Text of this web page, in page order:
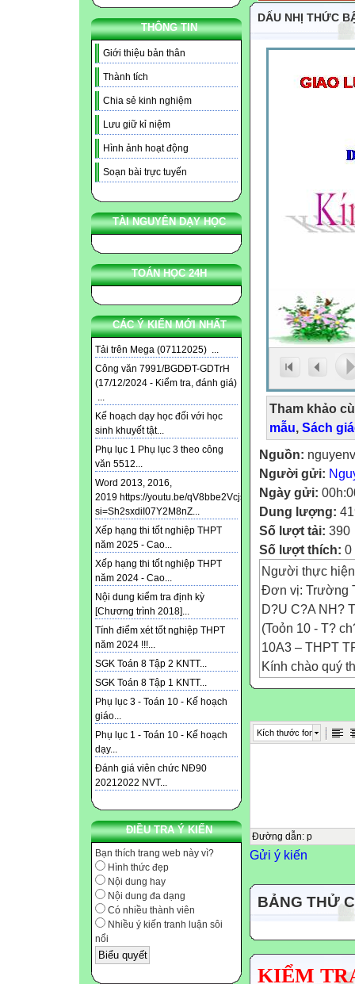
THÔNG TIN
Giới thiệu bản thân
Thành tích
Chia sẻ kinh nghiệm
Lưu giữ kỉ niệm
Hình ảnh hoạt động
Soạn bài trực tuyến
TÀI NGUYÊN DẠY HỌC
TOÁN HỌC 24H
CÁC Ý KIẾN MỚI NHẤT
Tải trên Mega (07112025) ...
Công văn 7991/BGDĐT-GDTrH
(17/12/2024 - Kiểm tra, đánh giá)
...
Kế hoạch dạy học đối với học
sinh khuyết tật...
Phụ lục 1 Phụ lục 3 theo công
văn 5512...
Word 2013, 2016,
2019 https://youtu.be/qV8bbe2Vcjs?
si=Sh2sxdiI07Y2M8nZ...
Xếp hạng thi tốt nghiệp THPT
năm 2025 - Cao...
Xếp hạng thi tốt nghiệp THPT
năm 2024 - Cao...
Nội dung kiểm tra định kỳ
[Chương trình 2018]...
Tính điểm xét tốt nghiệp THPT
năm 2024 !!!...
SGK Toán 8 Tập 2 KNTT...
SGK Toán 8 Tập 1 KNTT...
Phụ lục 3 - Toán 10 - Kế hoạch
giáo...
Phụ lục 1 - Toán 10 - Kế hoạch
dạy...
Đánh giá viên chức NĐ90
20212022 NVT...
ĐIỀU TRA Ý KIẾN
Bạn thích trang web này vì?
Hình thức đẹp
Nội dung hay
Nội dung đa dạng
Có nhiều thành viên
Nhiều ý kiến tranh luận sôi
nổi
DẤU NHỊ THỨC
Tham khảo
mẫu, Sách
Nguồn:
Người gửi:
Ngày gửi:
Dung lượng:
Số lượt tải: 390
Số lượt thích: 0
Ng­ười thực
Đơn vị: Trường
D?U C?A NH?
(Toỏn 10 - T?
10A3 – THPT
Kính chào quý
Thân mến chào
KIỂM TRA BÀI
Xét dấu các
(Nhóm 2)
Bài tập 3: Giải
Bài tập 4: Giải
BÀI TẬP VẬN
Bảng phân tích:
Kích thước font
Đường dẫn: p
Gửi ý kiến
BẢNG THỬ
KIỂM